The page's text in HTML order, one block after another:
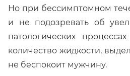
Но при бессимптомном
и не подозревать об
патологических
количество жидкости,
не беспокоит мужчину.